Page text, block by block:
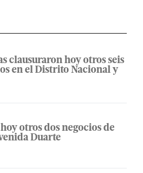
clausuraron hoy otros seis
en el Distrito Nacional y
otros dos negocios de
Duarte